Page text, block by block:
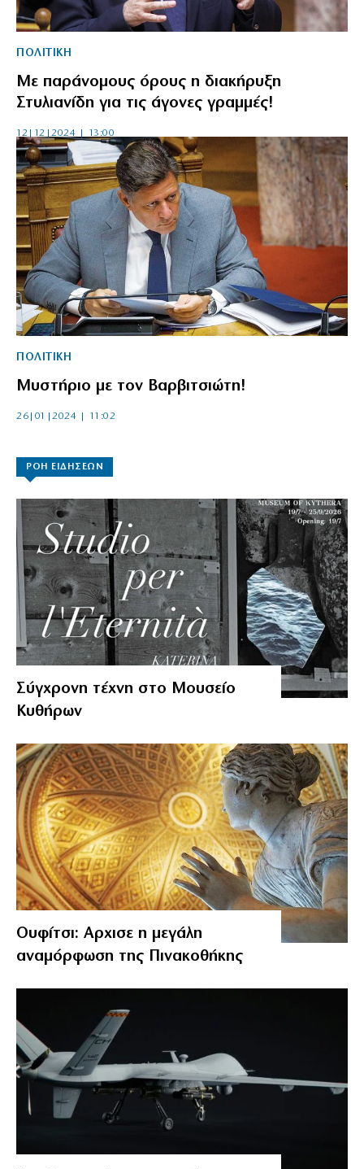
ΠΟΛΙΤΙΚΗ
Με παράνομους όρους η διακήρυξη
Στυλιανίδη για τις άγονες γραμμές!
12|12|2024 | 13:00
ΠΟΛΙΤΙΚΗ
Μυστήριο με τον Βαρβιτσιώτη!
26|01|2024 | 11:02
ΡΟΗ ΕΙΔΗΣΕΩΝ
Σύγχρονη τέχνη στο Μουσείο
Κυθήρων
Ουφίτσι: Αρχισε η μεγάλη
αναμόρφωση της Πινακοθήκης